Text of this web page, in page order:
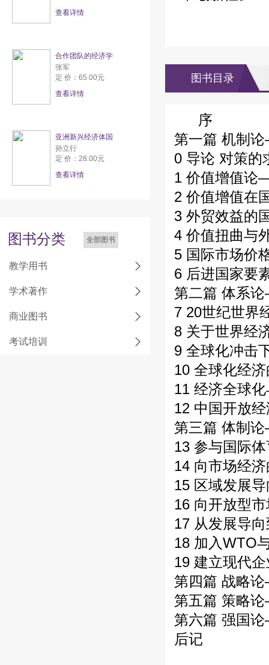
查看详情
合作团队的经济学
张军
定 价：65.00元
查看详情
亚洲新兴经济体国
孙立行
定 价：28.00元
查看详情
图书分类 全部图书
教学用书
学术著作
商业图书
考试培训
图书目录
序
第一篇 机制
0 导论 对策
1 价值增值论
2 价值增值在
3 外贸效益的
4 价值扭曲与
5 国际市场价
6 后进国家要
第二篇 体系
7 20世纪世界
8 关于世界经
9 全球化冲击
10 全球化经
11 经济全球
12 中国开放
第三篇 体制
13 参与国际
14 向市场经
15 区域发展
16 向开放型
17 从发展导
18 加入WTO
19 建立现代
第四篇 战略
第五篇 策略
第六篇 强国
后记